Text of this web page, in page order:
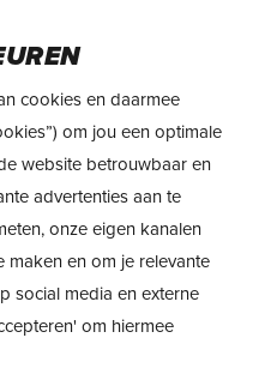
–
cookies en daarmee
om jou een optimale
website betrouwbaar en
advertenties aan te
onze eigen kanalen
maken en om je relevante
social media en externe
om hiermee